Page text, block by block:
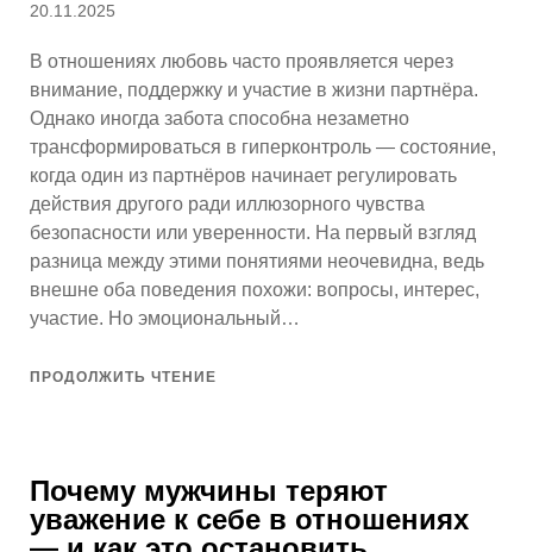
Опубликовано
20.11.2025
В отношениях любовь часто проявляется через
внимание, поддержку и участие в жизни партнёра.
Однако иногда забота способна незаметно
трансформироваться в гиперконтроль — состояние,
когда один из партнёров начинает регулировать
действия другого ради иллюзорного чувства
безопасности или уверенности. На первый взгляд
разница между этими понятиями неочевидна, ведь
внешне оба поведения похожи: вопросы, интерес,
участие. Но эмоциональный…
ПРОДОЛЖИТЬ ЧТЕНИЕ
Почему мужчины теряют
уважение к себе в отношениях